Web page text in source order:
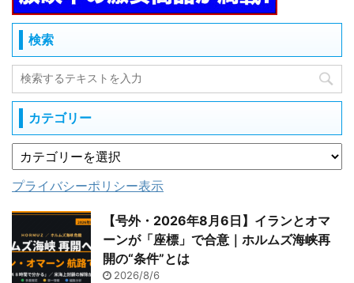
検索
カテゴリー
プライバシーポリシー表示
【号外・2026年8月6日】イランとオマ
ーンが「座標」で合意｜ホルムズ海峡再
開の“条件”とは
2026/8/6